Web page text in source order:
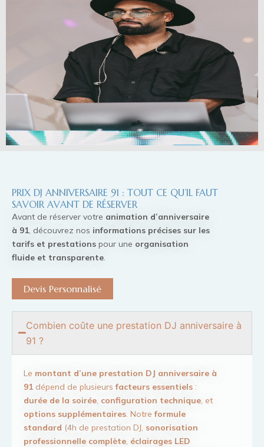
PRIX DJ ANNIVERSAIRE 91 : TOUT CE QU’IL FAUT
SAVOIR AVANT DE RÉSERVER
Avant de réserver votre animation d’anniversaire
à 91, découvrez nos informations précises sur les
tarifs et prestations pour une organisation
fluide et transparente.
Devis Personnalisé
Combien coûte une prestation DJ anniversaire à
91 ?
Le montant d’une prestation DJ anniversaire à
91 dépend de plusieursfacteurs essentiels :
durée de la soirée configuration technique , et
options supplémentaires . Notreformule
standard (4h de prestation DJ, sonorisation
professionnelle complète éclairages LED